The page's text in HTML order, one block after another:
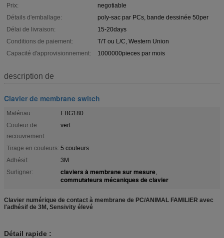
Prix:
negotiable
Détails d'emballage:
poly-sac par PCs, bande dessinée 50per
Délai de livraison:
15-20days
Conditions de paiement:
T/T ou L/C, Western Union
Capacité d'approvisionnement:
1000000pieces par mois
description de
Clavier de membrane switch
Matériau:
EBG180
Couleur de
recouvrement:
vert
Tirage en couleurs: 5 couleurs
Adhésif:
3M
Surligner:
claviers à membrane sur mesure,
commutateurs mécaniques de clavier
Clavier numérique de contact à membrane de PC/ANIMAL FAMILIER avec
l'adhésif de 3M, Sensivity élevé
Détail rapide :